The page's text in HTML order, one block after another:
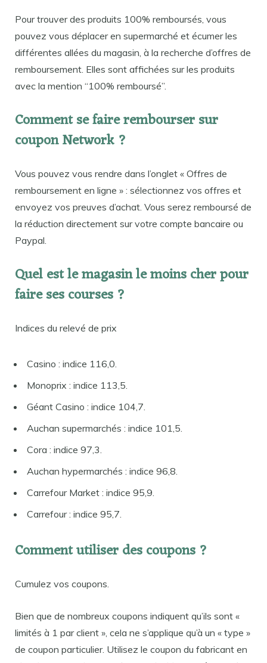
Pour trouver des produits 100% remboursés, vous
pouvez vous déplacer en supermarché et écumer les
différentes allées du magasin, à la recherche d’offres de
remboursement. Elles sont affichées sur les produits
avec la mention “100% remboursé”.
Comment se faire rembourser sur
coupon Network ?
Vous pouvez vous rendre dans l’onglet « Offres de
remboursement en ligne » : sélectionnez vos offres et
envoyez vos preuves d’achat. Vous serez remboursé de
la réduction directement sur votre compte bancaire ou
Paypal.
Quel est le magasin le moins cher pour
faire ses courses ?
Indices du relevé de prix
Casino : indice 116,0.
Monoprix : indice 113,5.
Géant Casino : indice 104,7.
Auchan supermarchés : indice 101,5.
Cora : indice 97,3.
Auchan hypermarchés : indice 96,8.
Carrefour Market : indice 95,9.
Carrefour : indice 95,7.
Comment utiliser des coupons ?
Cumulez vos coupons.
Bien que de nombreux coupons indiquent qu’ils sont «
limités à 1 par client », cela ne s’applique qu’à un « type »
de coupon particulier. Utilisez le coupon du fabricant en